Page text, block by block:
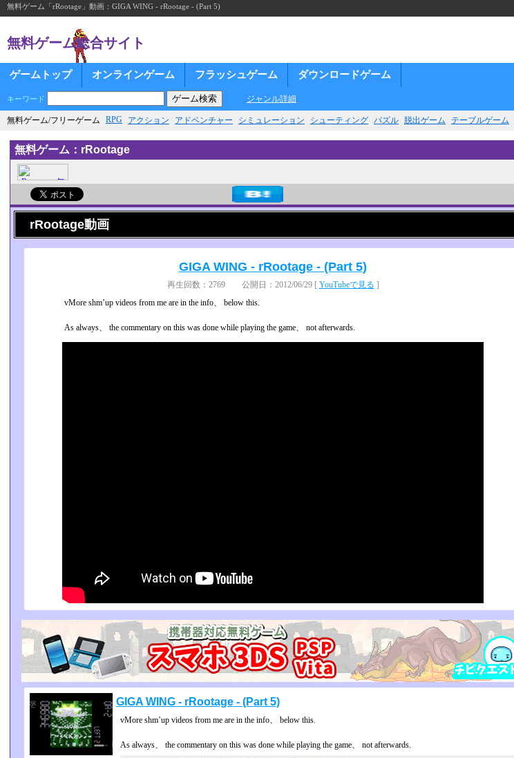
無料ゲーム「rRootage」動画：GIGA WING - rRootage - (Part 5)
無料ゲーム総合サイト
ゲームトップ オンラインゲーム フラッシュゲーム ダウンロードゲーム
キーワード ジャンル詳細
無料ゲーム/フリーゲーム RPG アクション アドベンチャー シミュレーション シューティング パズル 脱出ゲーム テーブルゲーム
無料ゲーム：rRootage
rRootage動画
GIGA WING - rRootage - (Part 5)
再生回数：2769 公開日：2012/06/29 [ YouTubeで見る ]
vMore shm’up videos from me are in the info、 below this.
As always、 the commentary on this was done while playing the game、 not afterwards.
GIGA WING - rRootage - (Part 5)
vMore shm’up videos from me are in the info、 below this.
As always、 the commentary on this was done while playing the game、 not afterwards.